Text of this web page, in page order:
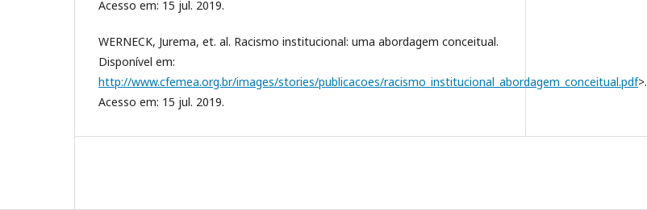
Acesso em: 15 jul. 2019.
WERNECK, Jurema, et. al. Racismo institucional: uma abordagem conceitual.
Disponível em:
http://www.cfemea.org.br/images/stories/publicacoes/racismo_institucional_abordagem_conceitual.pdf>.
Acesso em: 15 jul. 2019.